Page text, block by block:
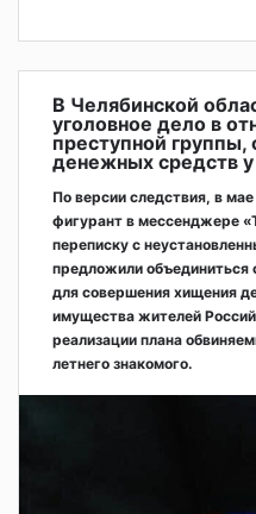
В Челябинской
уголовное дело в
преступной
денежных средств
По версии следствия, в
фигурант в мессенджере
переписку с
предложили объединиться
для совершения хищения
имущества жителей
реализации плана
летнего знакомого.